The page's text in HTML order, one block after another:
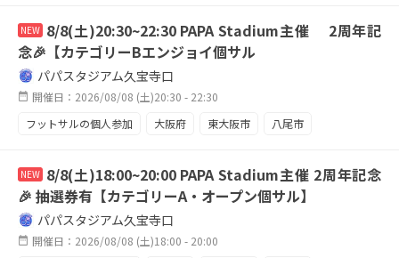
屋内施設
NEW 8/8(土)20:30~22:30 PAPA Stadium主催 2周年記
念🎉【カテゴリーBエンジョイ個サル
パパスタジアム久宝寺口
開催日：2026/08/08 (土)20:30 - 22:30
フットサルの個人参加
大阪府 東大阪市
八尾市
NEW 8/8(土)18:00~20:00 PAPA Stadium主催 2周年記念
🎉 抽選券有【カテゴリーA・オープン個サル】
パパスタジアム久宝寺口
開催日：2026/08/08 (土)18:00 - 20:00